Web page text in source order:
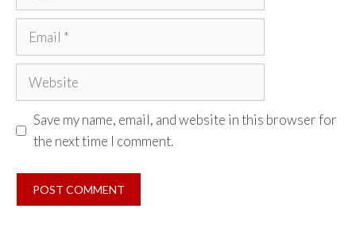
Email
Website
Save my name, email, and website in this browser for
the next time I comment.